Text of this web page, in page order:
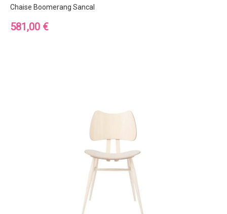
Chaise Boomerang Sancal
Prix
581,00 €